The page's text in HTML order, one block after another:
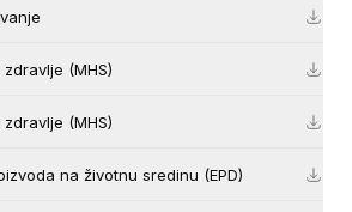
(MHS)
(MHS)
na životnu sredinu (EPD)